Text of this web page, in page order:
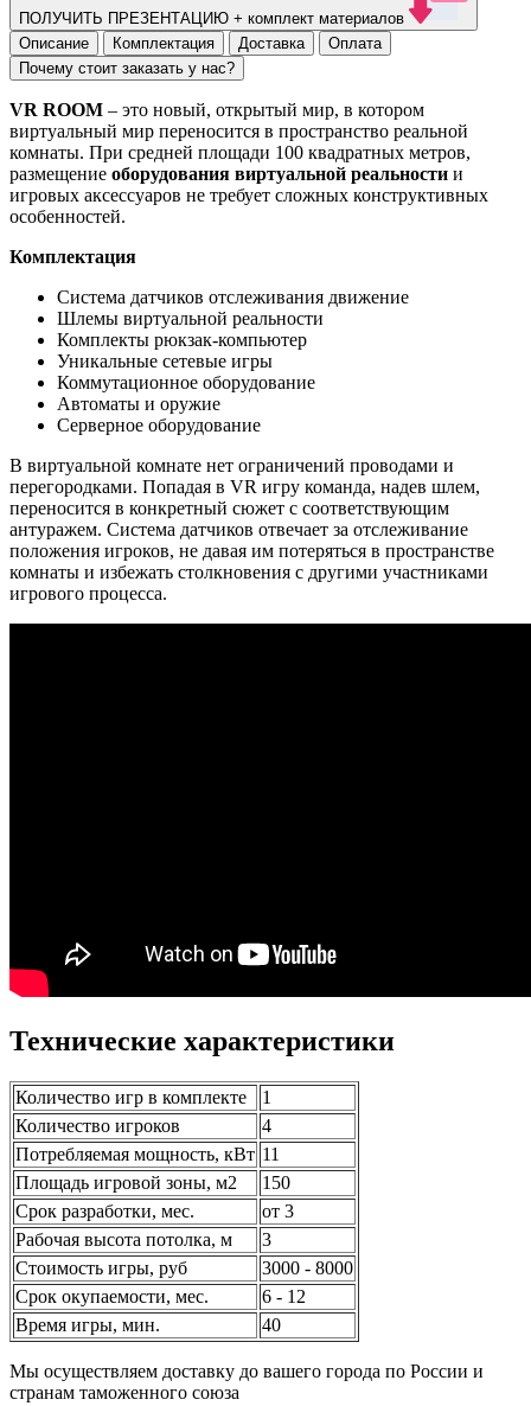
ПОЛУЧИТЬ ПРЕЗЕНТАЦИЮ + комплект материалов
Описание
Комплектация Доставка
Оплата
Почему стоит заказать у нас?
VR ROOM – это новый, открытый мир, в котором
виртуальный мир переносится в пространство реальной
комнаты. При средней площади 100 квадратных метров,
размещение оборудования виртуальной реальности и
игровых аксессуаров не требует сложных конструктивных
особенностей.
Комплектация
Система датчиков отслеживания движение
Шлемы виртуальной реальности
Комплекты рюкзак-компьютер
Уникальные сетевые игры
Коммутационное оборудование
Автоматы и оружие
Серверное оборудование
В виртуальной комнате нет ограничений проводами и
перегородками. Попадая в VR игру команда, надев шлем,
переносится в конкретный сюжет с соответствующим
антуражем. Система датчиков отвечает за отслеживание
положения игроков, не давая им потеряться в пространстве
комнаты и избежать столкновения с другими участниками
игрового процесса.
Технические характеристики
Количество игр в комплекте
1
Количество игроков
4
Потребляемая мощность, кВт 11
Площадь игровой зоны, м2
150
Срок разработки, мес.
от 3
Рабочая высота потолка, м
3
Стоимость игры, руб
3000 - 8000
Срок окупаемости, мес.
6 - 12
Время игры, мин.
40
Мы осуществляем доставку до вашего города по России и
странам таможенного союза